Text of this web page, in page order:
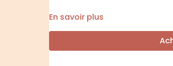
En savoir plus